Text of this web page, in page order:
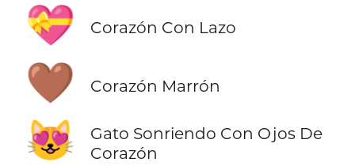
💝 Corazón Con Lazo
🤎 Corazón Marrón
😻
Gato Sonriendo Con Ojos De
Corazón